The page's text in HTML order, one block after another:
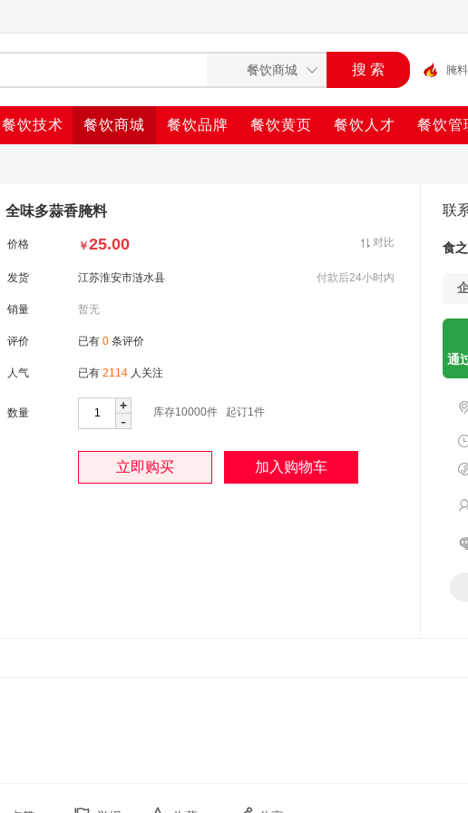
腌料
餐饮技术 餐饮商城 餐饮品牌 餐饮黄页 餐饮人才 餐饮管
全味多蒜香腌料
价格 ￥25.00 对比
发货 江苏淮安市涟水县 付款后24小时内
销量 暂无
评价 已有 0 条评价
人气 已有 2114 人关注
数量 +
- 库存10000件 起订1件
联
食
通